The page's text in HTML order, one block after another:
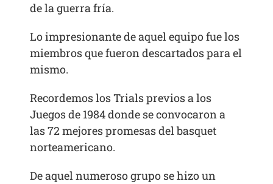
de la guerra fría.
Lo impresionante de aquel equipo fue los
miembros que fueron descartados para el
mismo.
Recordemos los Trials previos a los
Juegos de 1984 donde se convocaron a
las 72 mejores promesas del basquet
norteamericano.
De aquel numeroso grupo se hizo un